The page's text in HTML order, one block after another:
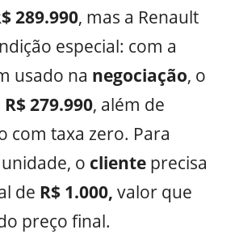
289.990, mas a Renault
especial: com a
usado na negociação, o
R$ 279.990, além de
com taxa zero. Para
o cliente precisa
de R$ 1.000, valor que
preço final.